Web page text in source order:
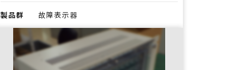
製品群 故障表示器